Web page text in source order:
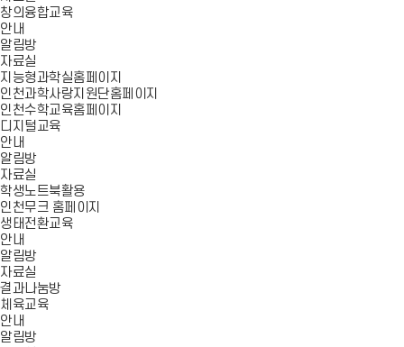
창의융합교육
안내
알림방
자료실
지능형과학실홈페이지
인천과학사랑지원단홈페이지
인천수학교육홈페이지
디지털교육
안내
알림방
자료실
학생노트북활용
인천무크 홈페이지
생태전환교육
안내
알림방
자료실
결과나눔방
체육교육
안내
알림방